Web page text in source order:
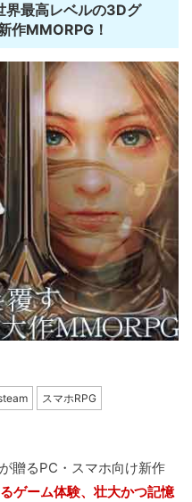
界最高レベルの3Dグ
作MMORPG！
スマホRPG
贈るPC・スマホ向け新作
ゲーム体験、壮大かつ記憶